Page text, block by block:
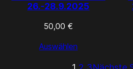
26.-28.9.2025
50,00€
Auswählen